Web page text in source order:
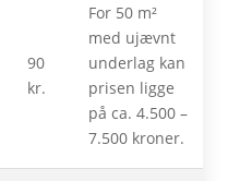
90
kr.
For 50 m²
med ujævnt
underlag kan
prisen ligge
på ca. 4.500 –
7.500 kroner.